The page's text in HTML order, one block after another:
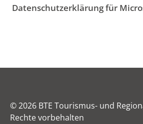
Datenschutzerklärung für
© 2026 BTE Tourismus- und
Rechte vorbehalten